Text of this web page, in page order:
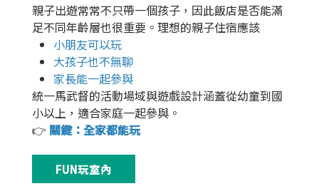
親子出遊常常不只帶一個孩子，因此飯店是否能滿
足不同年齡層也很重要。理想的親子住宿應該
小朋友可以玩
大孩子也不無聊
家長能一起參與
統一馬武督的活動場域與遊戲設計涵蓋從幼童到國
小以上，適合家庭一起參與。
👉 關鍵： 全家都能玩
FUN玩室內